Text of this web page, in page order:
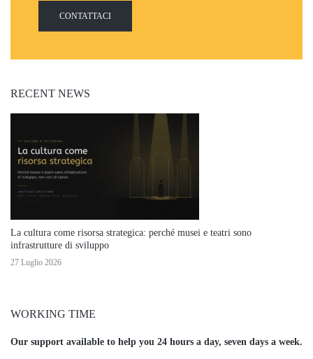
CONTATTACI
RECENT NEWS
La cultura come risorsa strategica: perché musei e teatri sono
infrastrutture di sviluppo
27 Luglio 2026
WORKING TIME
Our support available to help you 24 hours a day, seven days a week.